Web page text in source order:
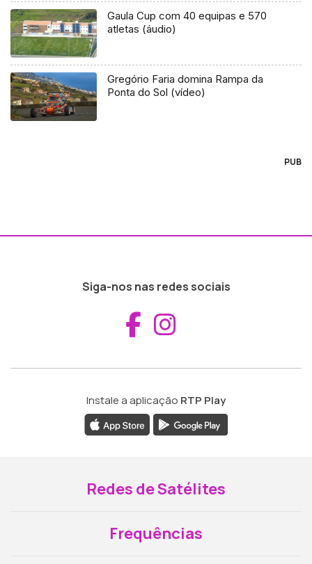
Gaula Cup com 40 equipas e 570
atletas (áudio)
Gregório Faria domina Rampa da
Ponta do Sol (vídeo)
PUB
Siga-nos nas redes sociais
Aceder ao
Instale a aplicação RTP Play
Redes de Satélites
Frequências